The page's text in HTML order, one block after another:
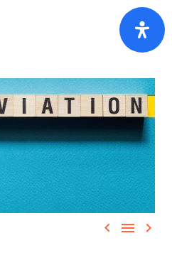
  